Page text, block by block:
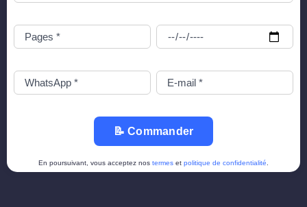
📝 Commander
En poursuivant, vous acceptez nos termes et politique de confidentialité